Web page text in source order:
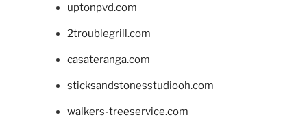
uptonpvd.com
2troublegrill.com
casateranga.com
sticksandstonesstudiooh.com
walkers-treeservice.com